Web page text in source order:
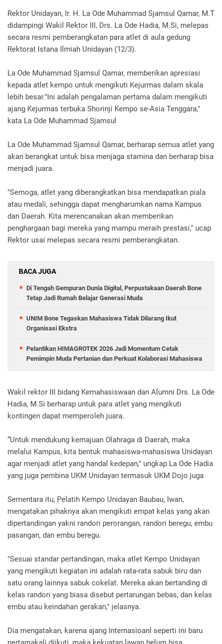
Rektor Unidayan, Ir. H. La Ode Muhammad Sjamsul Qamar, M.T
didampingi Wakil Rektor III, Drs. La Ode Hadia, M.Si, melepas
secara resmi pemberangkatan para atlet di aula gedung
Rektorat Istana Ilmiah Unidayan (12/3).
La Ode Muhammad Sjamsul Qamar, memberikan apresiasi
kepada atlet kempo untuk mengikuti Kejurmas dalam skala
lebih besar."Ini adalah pengalaman pertama dalam mengikuti
ajang Kejurmas terbuka Shorinji Kempo se-Asia Tenggara,"
kata La Ode Muhammad Sjamsul
La Ode Muhammad Sjamsul Qamar, berharap semua atlet yang
akan berangkat untuk bisa menjaga stamina dan berharap bisa
menjadi juara.
"Semoga, atlet yang diberangkatkan bisa mendapatkan piala
atau medali, sehingga dapat mengharumkan nama Kampus
dan Daerah. Kita merencanakan akan memberikan
penghargaan bagi mereka yang mampu meraih prestasi," ucap
Rektor usai melepas secara resmi pemberangkatan.
BACA JUGA
Di Tengah Gempuran Dunia Digital, Perpustakaan Daerah Bone
Tetap Jadi Rumah Belajar Generasi Muda
UNIM Bone Tegaskan Mahasiswa Tidak Dilarang Ikut
Organisasi Ekstra
Pelantikan HIMAGROTEK 2026 Jadi Momentum Cetak
Pemimpin Muda Pertanian dan Perkuat Kolaborasi Mahasiswa
Wakil rektor III bidang Kemahasiswaan dan Alumni Drs. La Ode
Hadia, M.Si berharap untuk para atlet yang mengikuti
kontingen dapat memperoleh juara.
“Untuk mendukung kemajuan Olahraga di Daerah, maka
melalui Kampus, kita bentuk mahasiswa-mahasiswa Unidayan
agar menjadi atlet yang handal kedepan," ungkap La Ode Hadia
yang juga pembina UKM Unidayan termasuk UKM Dojo juga
Sementara itu, Pelatih Kempo Unidayan Baubau, Iwan,
mengatakan pihaknya akan mengikuti empat kelas yang akan
dipertandingan yakni randori perorangan, randori beregu, embu
pasangan, dan embu beregu.
"Sesuai standar pertandingan, maka atlet Kempo Unidayan
yang mengikuti kegiatan ini adalah rata-rata sabuk biru dan
satu orang lainnya sabuk cokelat. Mereka akan bertanding di
kelas randori yang biasa disebut pertarungan bebas, dan kelas
embu atau keindahan gerakan," jelasnya.
Dia mengatakan, karena ajang Internasioanl seperti ini baru